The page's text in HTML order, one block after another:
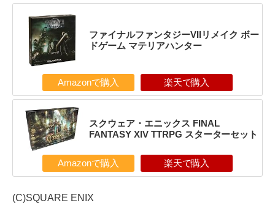
ファイナルファンタジーVIIリメイク ボー
ドゲーム マテリアハンター
Amazonで購入 楽天で購入
スクウェア・エニックス FINAL
FANTASY XIV TTRPG スターターセット
Amazonで購入 楽天で購入
(C)SQUARE ENIX